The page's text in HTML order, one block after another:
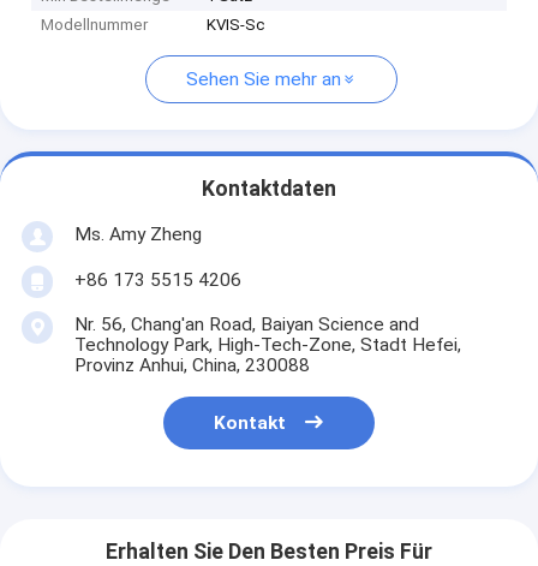
Modellnummer
KVIS-Sc
Sehen Sie mehr an
Kontaktdaten
Ms. Amy Zheng
+86 173 5515 4206
Nr. 56, Chang'an Road, Baiyan Science and
Technology Park, High-Tech-Zone, Stadt Hefei,
Provinz Anhui, China, 230088
Kontakt
Erhalten Sie Den Besten Preis Für